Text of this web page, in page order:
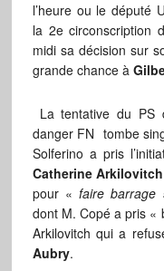
l’heure ou le député
la 2e circonscription
midi sa décision sur
grande chance à
La tentative du PS
danger FN tombe
Solferino a pris
Catherine Arkilovitch
pour « faire barrage
dont M. Copé a pris
Arkilovitch qui a
Aubry.